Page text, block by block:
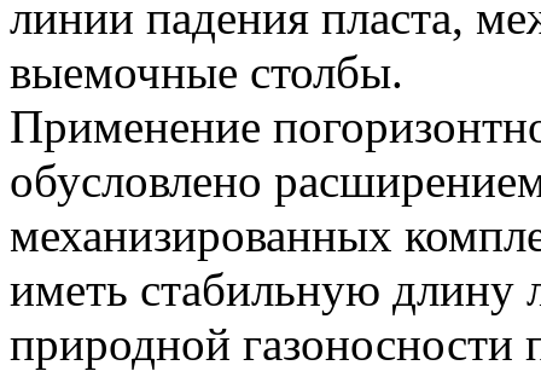
линии падения пласта,
выемочные столбы.
Применение
обусловлено
механизированных
иметь стабильную длину
природной газоносности